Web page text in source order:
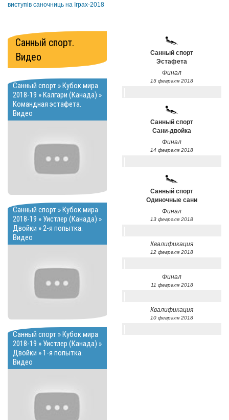
виступів саночниць на Іграх-2018
Санный спорт.
Видео
Санный спорт » Кубок мира
2018-19 » Калгари (Канада) »
Командная эстафета.
Видео
Санный спорт » Кубок мира
2018-19 » Уистлер (Канада) »
Двойки » 2-я попытка.
Видео
Санный спорт » Кубок мира
2018-19 » Уистлер (Канада) »
Двойки » 1-я попытка.
Видео
Санный спорт
Эстафета
Финал
15 февраля 2018
Санный спорт
Сани-двойка
Финал
14 февраля 2018
Санный спорт
Одиночные сани
Финал
13 февраля 2018
Квалификация
12 февраля 2018
Финал
11 февраля 2018
Квалификация
10 февраля 2018